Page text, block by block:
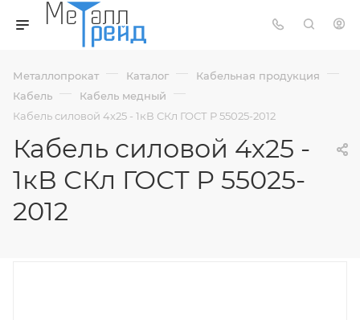
Металлопрокат — Каталог — Кабельная продукция —
Кабель — Кабель медный —
Кабель силовой 4х25 - 1кВ СКл ГОСТ Р 55025-2012
Кабель силовой 4х25 -
1кВ СКл ГОСТ Р 55025-
2012